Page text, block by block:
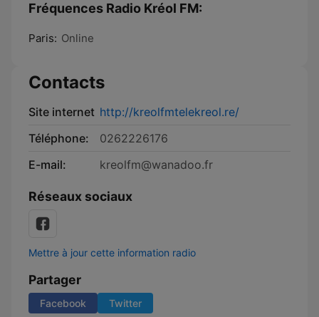
Fréquences Radio Kréol FM:
Paris: Online
Contacts
Site internet http://kreolfmtelekreol.re/
Téléphone:
0262226176
E-mail:
kreolfm@wanadoo.fr
Réseaux sociaux
Mettre à jour cette information radio
Partager
Facebook Twitter